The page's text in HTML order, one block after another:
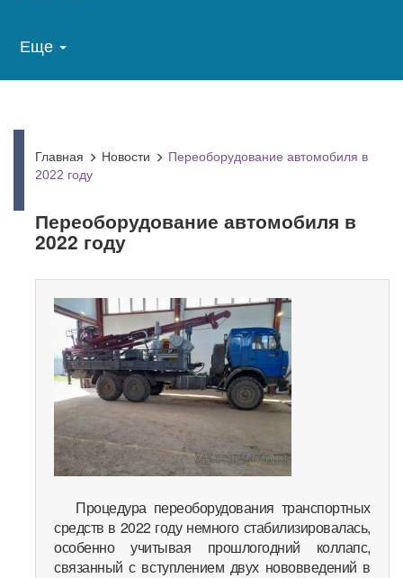
Еще
Главная Новости
Переоборудование автомобиля в
2022 году
Переоборудование автомобиля в
2022 году
Процедура переоборудования транспортных
средств в 2022 году немного стабилизировалась,
особенно учитывая прошлогодний коллапс,
связанный с вступлением двух нововведений в